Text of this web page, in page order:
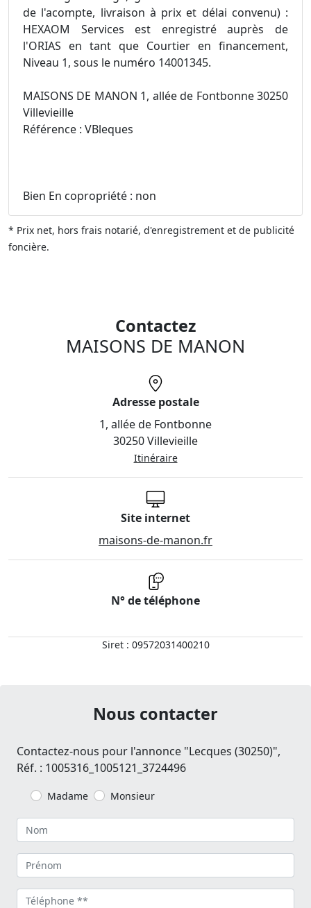
de l'acompte, livraison à prix et délai convenu) :
HEXAOM Services est enregistré auprès de
l'ORIAS en tant que Courtier en financement,
Niveau 1, sous le numéro 14001345.
MAISONS DE MANON 1, allée de Fontbonne 30250
Villevieille
Référence : VBleques
Bien En copropriété : non
* Prix net, hors frais notarié, d'enregistrement et de publicité
foncière.
Contactez
MAISONS DE MANON
Adresse postale
1, allée de Fontbonne
30250 Villevieille
Itinéraire
Site internet
maisons-de-manon.fr
N° de téléphone
Siret : 09572031400210
Nous contacter
Contactez-nous pour l'annonce "Lecques (30250)",
Réf. : 1005316_1005121_3724496
Madame Monsieur